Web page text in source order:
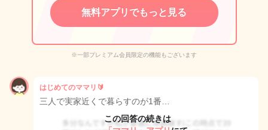
無料アプリでもっと見る
※一部プレミアム会員限定の機能もございます
はじめてのママリ🔰
三人で実家近くで暮らすのが1番…
この回答の続きは